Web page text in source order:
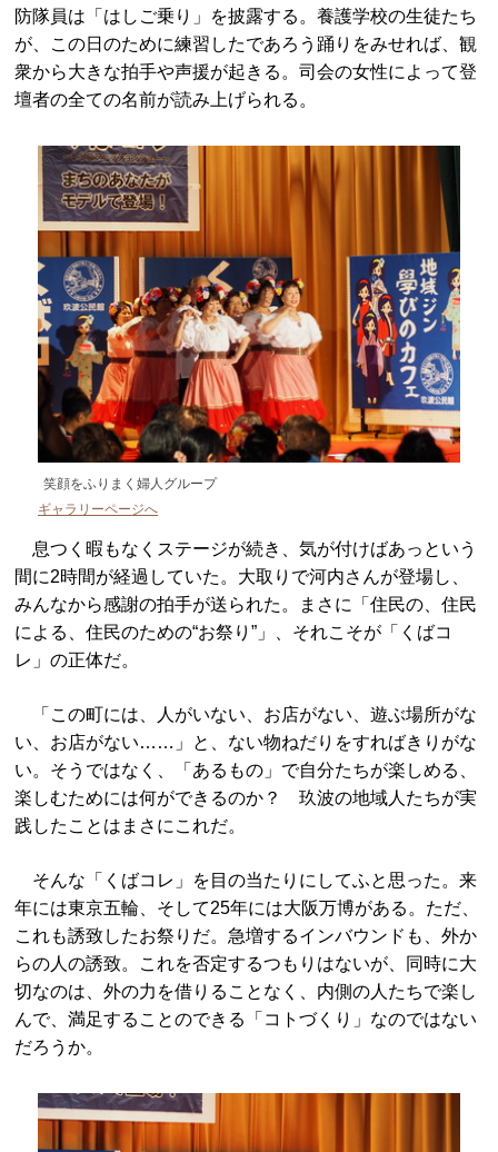
防隊員は「はしご乗り」を披露する。養護学校の生徒たち
が、この日のために練習したであろう踊りをみせれば、観
衆から大きな拍手や声援が起きる。司会の女性によって登
壇者の全ての名前が読み上げられる。
笑顔をふりまく婦人グループ
ギャラリーページへ
息つく暇もなくステージが続き、気が付けばあっという
間に2時間が経過していた。大取りで河内さんが登場し、
みんなから感謝の拍手が送られた。まさに「住民の、住民
による、住民のための“お祭り”」、それこそが「くばコ
レ」の正体だ。
「この町には、人がいない、お店がない、遊ぶ場所がな
い、お店がない……」と、ない物ねだりをすればきりがな
い。そうではなく、「あるもの」で自分たちが楽しめる、
楽しむためには何ができるのか？ 玖波の地域人たちが実
践したことはまさにこれだ。
そんな「くばコレ」を目の当たりにしてふと思った。来
年には東京五輪、そして25年には大阪万博がある。ただ、
これも誘致したお祭りだ。急増するインバウンドも、外か
らの人の誘致。これを否定するつもりはないが、同時に大
切なのは、外の力を借りることなく、内側の人たちで楽し
んで、満足することのできる「コトづくり」なのではない
だろうか。